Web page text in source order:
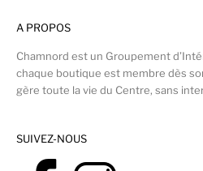
A PROPOS
Chamnord est un Groupement
chaque boutique est membre dès
gère toute la vie du Centre, sans
SUIVEZ-NOUS